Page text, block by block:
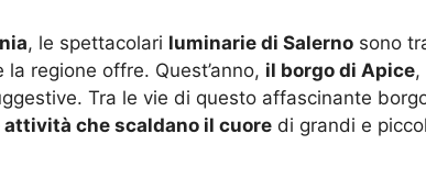
, le spettacolari luminarie di Salerno sono
regione offre. Quest’anno, il borgo di Apice,
Tra le vie di questo affascinante
attività che scaldano il cuore di grandi e